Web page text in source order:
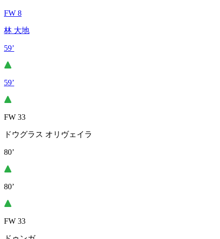
FW 8
林 大地
59’
59’
FW 33
ドウグラス オリヴェイラ
80’
80’
FW 33